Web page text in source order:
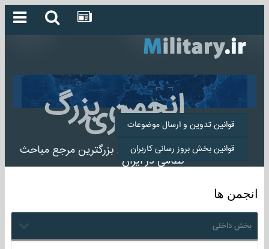
انجمن بزرگ
میلیتاری
انجمن میلیتاری بزرگترین مرجع مباحث
نظامی در ایران
قوانین تدوین و ارسال موضوعات
قوانین بخش بروز رسانی کاربران
انجمن ها
بخش داخلی